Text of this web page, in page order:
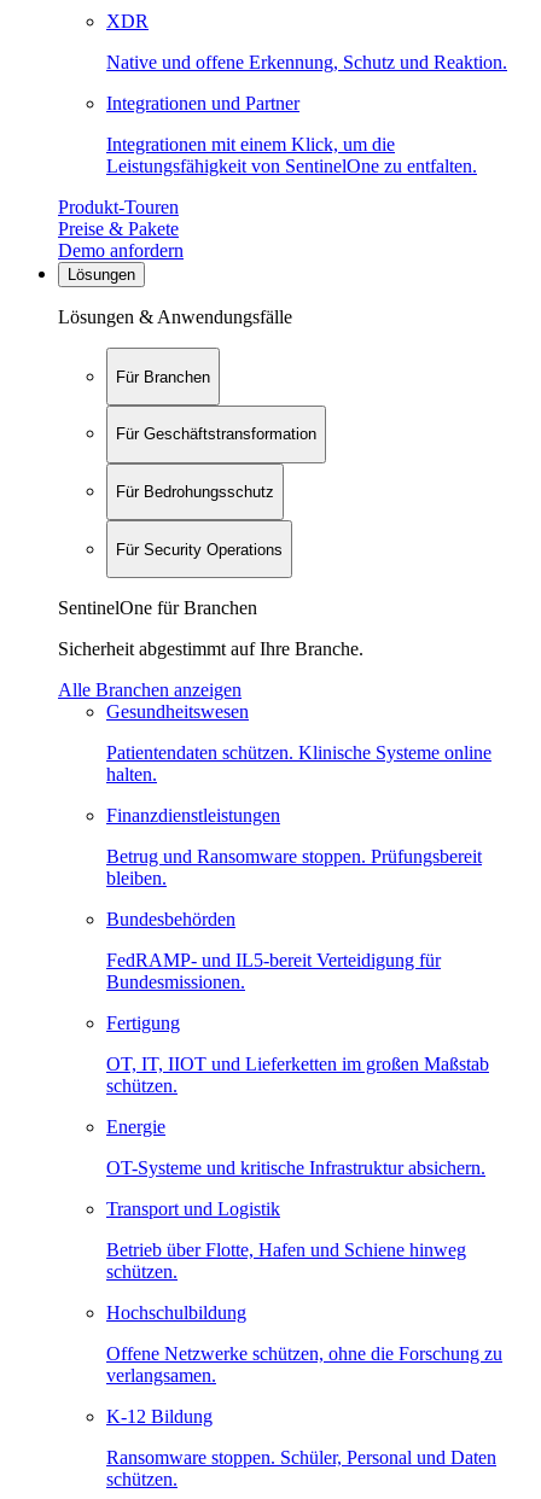
XDR
Native und offene Erkennung, Schutz und Reaktion.
Integrationen und Partner
Integrationen mit einem Klick, um die
Leistungsfähigkeit von SentinelOne zu entfalten.
Produkt-Touren
Preise & Pakete
Demo anfordern
Lösungen
Lösungen & Anwendungsfälle
Für Branchen
Für Geschäftstransformation
Für Bedrohungsschutz
Für Security Operations
SentinelOne für Branchen
Sicherheit abgestimmt auf Ihre Branche.
Alle Branchen anzeigen
Gesundheitswesen
Patientendaten schützen. Klinische Systeme online
halten.
Finanzdienstleistungen
Betrug und Ransomware stoppen. Prüfungsbereit
bleiben.
Bundesbehörden
FedRAMP- und IL5-bereit Verteidigung für
Bundesmissionen.
Fertigung
OT, IT, IIOT und Lieferketten im großen Maßstab
schützen.
Energie
OT-Systeme und kritische Infrastruktur absichern.
Transport und Logistik
Betrieb über Flotte, Hafen und Schiene hinweg
schützen.
Hochschulbildung
Offene Netzwerke schützen, ohne die Forschung zu
verlangsamen.
K-12 Bildung
Ransomware stoppen. Schüler, Personal und Daten
schützen.